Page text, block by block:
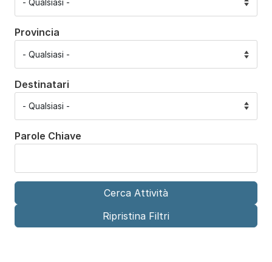
Provincia
Destinatari
Parole Chiave